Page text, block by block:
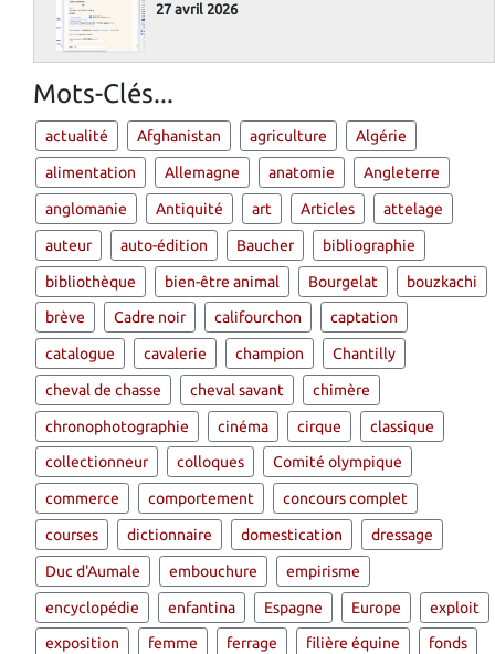
27 avril 2026
Mots-Clés...
actualité Afghanistan agriculture Algérie
alimentation Allemagne anatomie Angleterre
anglomanie Antiquité art Articles attelage
auteur auto-édition Baucher bibliographie
bibliothèque bien-être animal Bourgelat bouzkachi
brève Cadre noir califourchon captation
catalogue cavalerie champion Chantilly
cheval de chasse cheval savant chimère
chronophotographie cinéma cirque classique
collectionneur colloques Comité olympique
commerce comportement concours complet
courses dictionnaire domestication dressage
Duc d'Aumale embouchure empirisme
encyclopédie enfantina Espagne Europe exploit
exposition femme ferrage filière équine fonds